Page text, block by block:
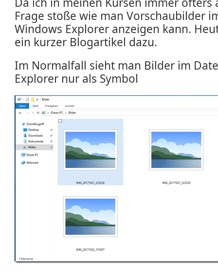
Frage stoße wie man Vorschaubilder
Windows Explorer anzeigen kann.
ein kurzer Blogartikel dazu.
Im Normalfall sieht man Bilder im
Explorer nur als Symbol